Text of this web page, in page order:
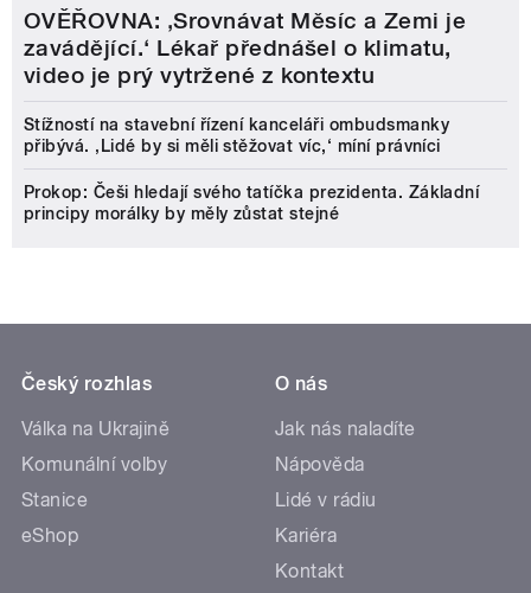
OVĚŘOVNA: ‚Srovnávat Měsíc a Zemi je
zavádějící.‘ Lékař přednášel o klimatu,
video je prý vytržené z kontextu
Stížností na stavební řízení kanceláři ombudsmanky
přibývá. ‚Lidé by si měli stěžovat víc,‘ míní právníci
Prokop: Češi hledají svého tatíčka prezidenta. Základní
principy morálky by měly zůstat stejné
Český rozhlas
Válka na Ukrajině
Komunální volby
Stanice
eShop
O nás
Jak nás naladíte
Nápověda
Lidé v rádiu
Kariéra
Kontakt